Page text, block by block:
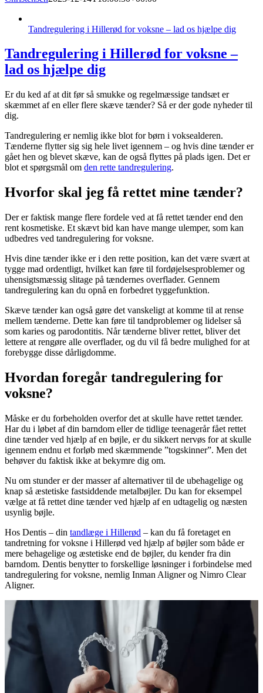
Tandregulering i Hillerød for voksne – lad os hjælpe dig
Tandregulering i Hillerød for voksne –
lad os hjælpe dig
Er du ked af at dit før så smukke og regelmæssige tandsæt er
skæmmet af en eller flere skæve tænder? Så er der gode nyheder til
dig.
Tandregulering er nemlig ikke blot for børn i voksealderen.
Tænderne flytter sig sig hele livet igennem – og hvis dine tænder er
gået hen og blevet skæve, kan de også flyttes på plads igen. Det er
blot et spørgsmål om den rette tandregulering.
Hvorfor skal jeg få rettet mine tænder?
Der er faktisk mange flere fordele ved at få rettet tænder end den
rent kosmetiske. Et skævt bid kan have mange ulemper, som kan
udbedres ved tandregulering for voksne.
Hvis dine tænder ikke er i den rette position, kan det være svært at
tygge mad ordentligt, hvilket kan føre til fordøjelsesproblemer og
uhensigtsmæssig slitage på tændernes overflader. Gennem
tandregulering kan du opnå en forbedret tyggefunktion.
Skæve tænder kan også gøre det vanskeligt at komme til at rense
mellem tænderne. Dette kan føre til tandproblemer og lidelser så
som karies og parodontitis. Når tænderne bliver rettet, bliver det
lettere at rengøre alle overflader, og du vil få bedre mulighed for at
forebygge disse dårligdomme.
Hvordan foregår tandregulering for
voksne?
Måske er du forbeholden overfor det at skulle have rettet tænder.
Har du i løbet af din barndom eller de tidlige teenagerår fået rettet
dine tænder ved hjælp af en bøjle, er du sikkert nervøs for at skulle
igennem endnu et forløb med skæmmende ”togskinner”. Men det
behøver du faktisk ikke at bekymre dig om.
Nu om stunder er der masser af alternativer til de ubehagelige og
knap så æstetiske fastsiddende metalbøjler. Du kan for eksempel
vælge at få rettet dine tænder ved hjælp af en udtagelig og næsten
usynlig bøjle.
Hos Dentis – din tandlæge i Hillerød – kan du få foretaget en
tandretning for voksne i Hillerød ved hjælp af bøjler som både er
mere behagelige og æstetiske end de bøjler, du kender fra din
barndom. Dentis benytter to forskellige løsninger i forbindelse med
tandregulering for voksne, nemlig Inman Aligner og Nimro Clear
Aligner.